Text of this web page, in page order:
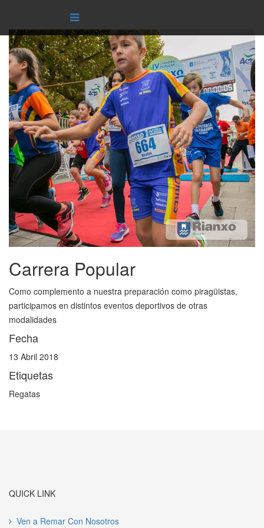
Carrera Popular
Como complemento a nuestra preparación como piragüistas,
participamos en distintos eventos deportivos de otras
modalidades
Fecha
13 Abril 2018
Etiquetas
Regatas
QUICK LINK
Ven a Remar Con Nosotros